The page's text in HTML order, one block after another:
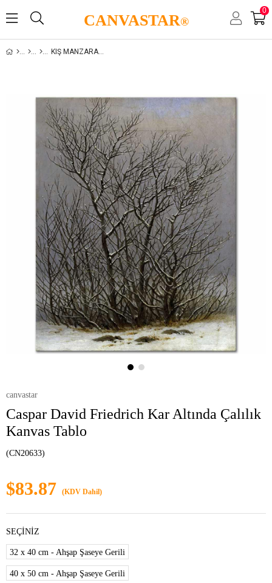
CANVASTAR®
0
KIŞ MANZARALARI
canvastar
Caspar David Friedrich Kar Altında Çalılık
Kanvas Tablo
(CN20633)
$83.87 (KDV Dahil)
SEÇİNİZ
32 x 40 cm - Ahşap Şaseye Gerili
40 x 50 cm - Ahşap Şaseye Gerili